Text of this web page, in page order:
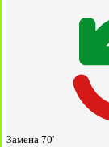
Замена 70'